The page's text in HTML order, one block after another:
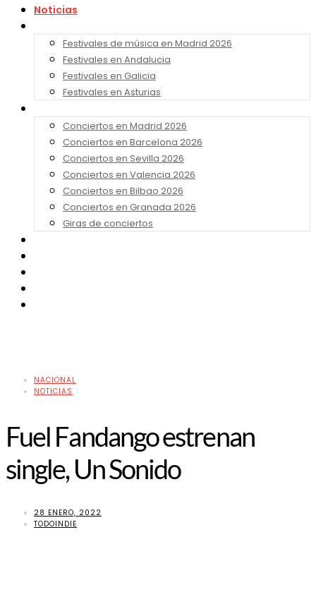
Noticias
Festivales de música en Madrid 2026
Festivales en Andalucia
Festivales en Galicia
Festivales en Asturias
Conciertos en Madrid 2026
Conciertos en Barcelona 2026
Conciertos en Sevilla 2026
Conciertos en Valencia 2026
Conciertos en Bilbao 2026
Conciertos en Granada 2026
Giras de conciertos
NACIONAL
NOTICIAS
Fuel Fandango estrenan
single, Un Sonido
28 ENERO, 2022
TODOINDIE